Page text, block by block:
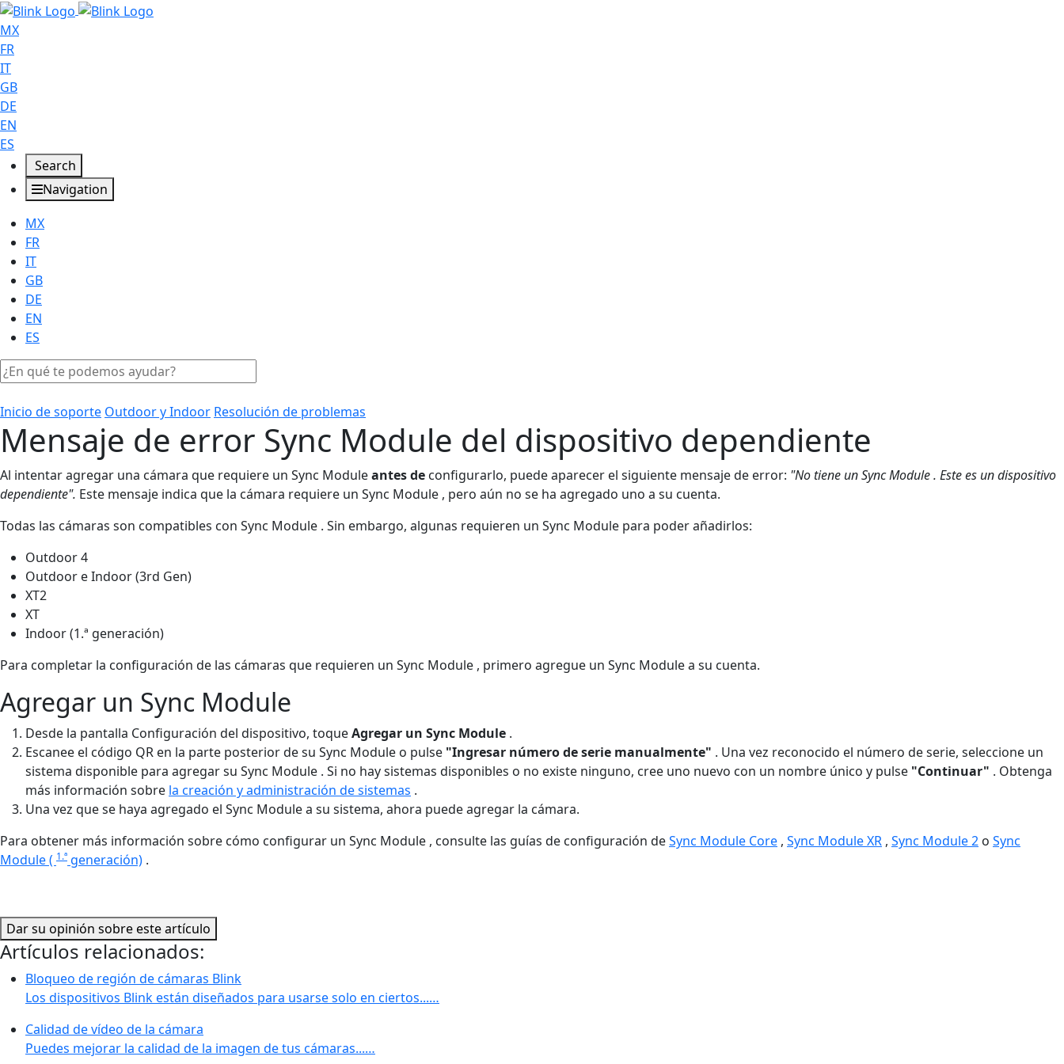
MX
FR
IT
GB
DE
EN
ES
Search
Navigation
MX
FR
IT
GB
DE
EN
ES
Inicio de soporte Outdoor y Indoor Resolución de problemas
Mensaje de error Sync Module del dispositivo dependiente
Al intentar agregar una cámara que requiere un Sync Moduleantes de configurarlo, puede aparecer el siguiente mensaje de error: "No tiene un Sync Module . Este es un dispositivo
dependiente". Este mensaje indica que la cámara requiere un Sync Module , pero aún no se ha agregado uno a su cuenta.
Todas las cámaras son compatibles con Sync Module . Sin embargo, algunas requieren un Sync Module para poder añadirlos:
Outdoor 4
Outdoor e Indoor (3rd Gen)
XT2
XT
Indoor (1.ª generación)
Para completar la configuración de las cámaras que requieren un Sync Module , primero agregue un Sync Module a su cuenta.
Agregar un Sync Module
Desde la pantalla Configuración del dispositivo, toqueAgregar un Sync Module .
Escanee el código QR en la parte posterior de su Sync Module o pulse "Ingresar número de serie manualmente" . Una vez reconocido el número de serie, seleccione un
sistema disponible para agregar su Sync Module . Si no hay sistemas disponibles o no existe ninguno, cree uno nuevo con un nombre único y pulse "Continuar" . Obtenga
más información sobre la creación y administración de sistemas .
Una vez que se haya agregado el Sync Module a su sistema, ahora puede agregar la cámara.
Para obtener más información sobre cómo configurar un Sync Module , consulte las guías de configuración deSync Module Core , Sync Module XR , Sync Module 2 o Sync
Module ( 1.ª generación) .
Dar su opinión sobre este artículo
Artículos relacionados:
Bloqueo de región de cámaras Blink
Los dispositivos Blink están diseñados para usarse solo en ciertos...…
Calidad de vídeo de la cámara
Puedes mejorar la calidad de la imagen de tus cámaras...…